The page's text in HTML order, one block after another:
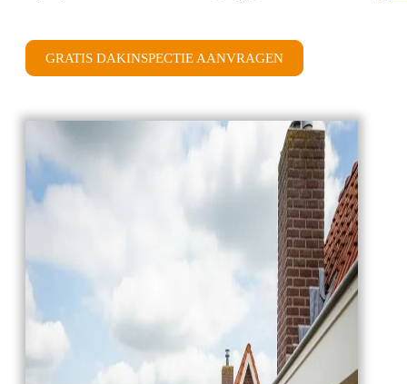
GRATIS DAKINSPECTIE AANVRAGEN